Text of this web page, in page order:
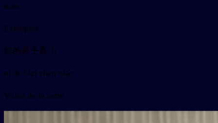
nose
Exemples
你的鼻子真小
nǐ de bízi zhēn xiǎo
Vidéo de la carte